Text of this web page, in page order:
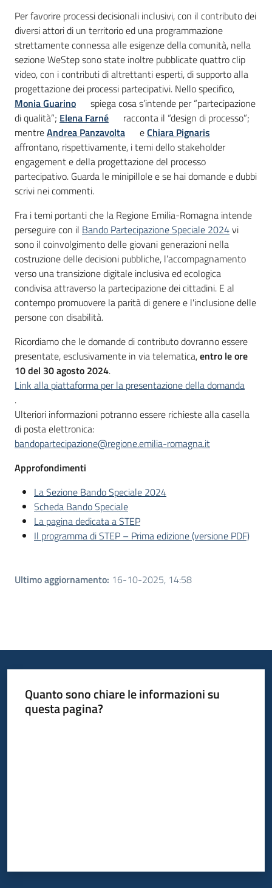
Per favorire processi decisionali inclusivi, con il contributo dei
diversi attori di un territorio ed una programmazione
strettamente connessa alle esigenze della comunità, nella
sezione WeStep sono state inoltre pubblicate quattro clip
video, con i contributi di altrettanti esperti, di supporto alla
progettazione dei processi partecipativi. Nello specifico,
Monia Guarino
spiega cosa s’intende per “partecipazione
di qualità”; Elena Farné
racconta il “design di processo”;
mentreAndrea Panzavolta eChiara Pignaris
affrontano, rispettivamente, i temi dello stakeholder
engagement e della progettazione del processo
partecipativo. Guarda le minipillole e se hai domande e dubbi
scrivi nei commenti.
Fra i temi portanti che la Regione Emilia-Romagna intende
perseguire con il Bando Partecipazione Speciale 2024vi
sono il coinvolgimento delle giovani generazioni nella
costruzione delle decisioni pubbliche, l’accompagnamento
verso una transizione digitale inclusiva ed ecologica
condivisa attraverso la partecipazione dei cittadini. E al
contempo promuovere la parità di genere e l'inclusione delle
persone con disabilità.
Ricordiamo che le domande di contributo dovranno essere
presentate, esclusivamente in via telematica,entro le ore
10 del 30 agosto 2024.
Link alla piattaforma per la presentazione della domanda
.
Ulteriori informazioni potranno essere richieste alla casella
di posta elettronica:
bandopartecipazione@regione.emilia-romagna.it
Approfondimenti
La Sezione Bando Speciale 2024
Scheda Bando Speciale
La pagina dedicata a STEP
Il programma di STEP – Prima edizione (versione PDF)
Ultimo aggiornamento: 16-10-2025, 14:58
Quanto sono chiare le informazioni su
questa pagina?